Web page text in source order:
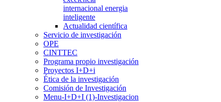
internacional energia
inteligente
Actualidad científica
Servicio de investigación
OPE
CINTTEC
Programa propio investigación
Proyectos I+D+i
Ética de la investigación
Comisión de Investigación
Menu-I+D+I (1)-Investigacion